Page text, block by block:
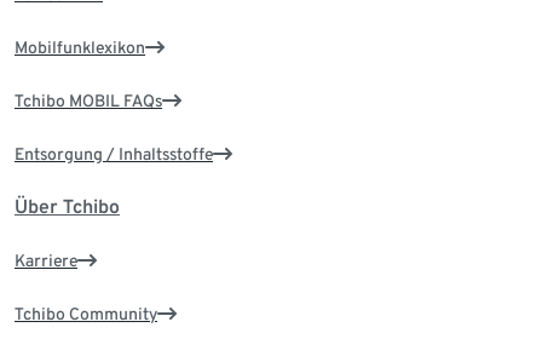
Mobilfunklexikon
Tchibo MOBIL FAQs
Entsorgung / Inhaltsstoffe
Über Tchibo
Karriere
Tchibo Community